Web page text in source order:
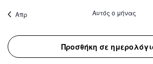
Απρ Αυτός ο μήνας
Προσθήκη σε